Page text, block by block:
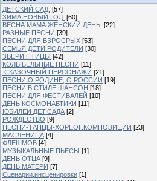
ДЕТСКИЙ САД. [57]
ЗИМА.НОВЫЙ ГОД. [60]
ВЕСНА.МАМА.ЖЕНСКИЙ ДЕНЬ. [22]
РАЗНЫЕ ПЕСНИ [39]
ПЕСНИ ДЛЯ ВЗРОСРЫХ [53]
СЕМЬЯ.ДЕТИ.РОДИТЕЛИ [30]
ЗВЕРИ.ПТИЦЫ [42]
КОЛЫБЕЛЬНЫЕ ПЕСНИ [11]
.СКАЗОЧНЫЙ ПЕРСОНАЖИ [21]
ПЕСНИ О РОДИНЕ, О РОССИИ [19]
ПЕСНИ В СТИЛЕ ШАНСОН [18]
ПЕСНИ ДЛЯ ФЕСТИВАЛЕЙ [10]
ДЕНЬ КОСМОНАВТИКИ [11]
ЮБИЛЕЙ ДЕТ.САДА [2]
РОЖДЕСТВО [9]
ПЕСНИ-ТАНЦЫ-ХОРЕОГ.КОМПОЗИЦИИ [23]
МАСЛЕНИЦА [4]
ФЛЕШМОБ [4]
МУЗЫКАЛЬНЫЕ ПЬЕСЫ [1]
ДЕНЬ ОТЦА [9]
ДЕНЬ МАТЕРИ [7]
Сценарии,инсценировки [1]